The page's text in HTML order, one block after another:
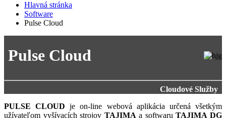
Hlavná stránka
Software
Pulse Cloud
Pulse Cloud
Cloudové Služby
PULSE CLOUD je on-line webová aplikácia určená všetkým
užívateľom vyšívacích strojov TAJIMA a softwaruTAJIMA DG